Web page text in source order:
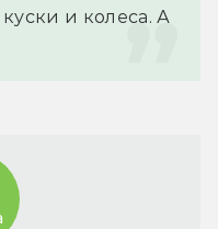
и колеса. А